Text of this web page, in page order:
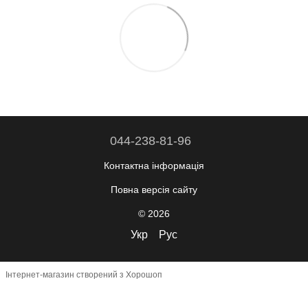
044-238-81-96
Контактна інформація
Повна версія сайту
© 2026
Укр Рус
Інтернет-магазин створений з Хорошоп